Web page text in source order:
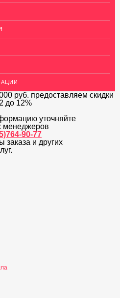
(ДЛЯ ПОЛА),
руб. предоставляем скидки
до 12%
уточняйте
менеджеров
90-77
заказа и других